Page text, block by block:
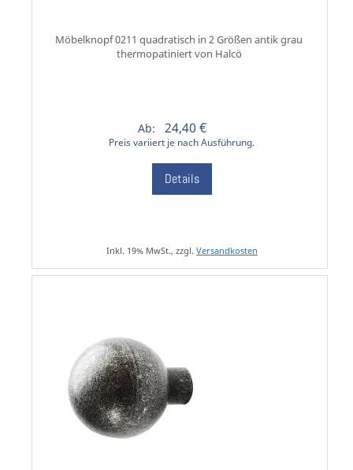
Möbelknopf 0211 quadratisch in 2 Größen antik grau
thermopatiniert von Halcö
Ab: 24,40 €
Preis variiert je nach Ausführung.
Details
Inkl. 19% MwSt., zzgl. Versandkosten